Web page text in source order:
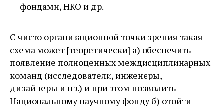
фондами, НКО и др.
С чисто организационной точки зрения такая
схема может [теоретически] а) обеспечить
появление полноценных междисциплинарных
команд (исследователи, инженеры,
дизайнеры и пр.) и при этом позволить
Национальному научному фонду б) отойти